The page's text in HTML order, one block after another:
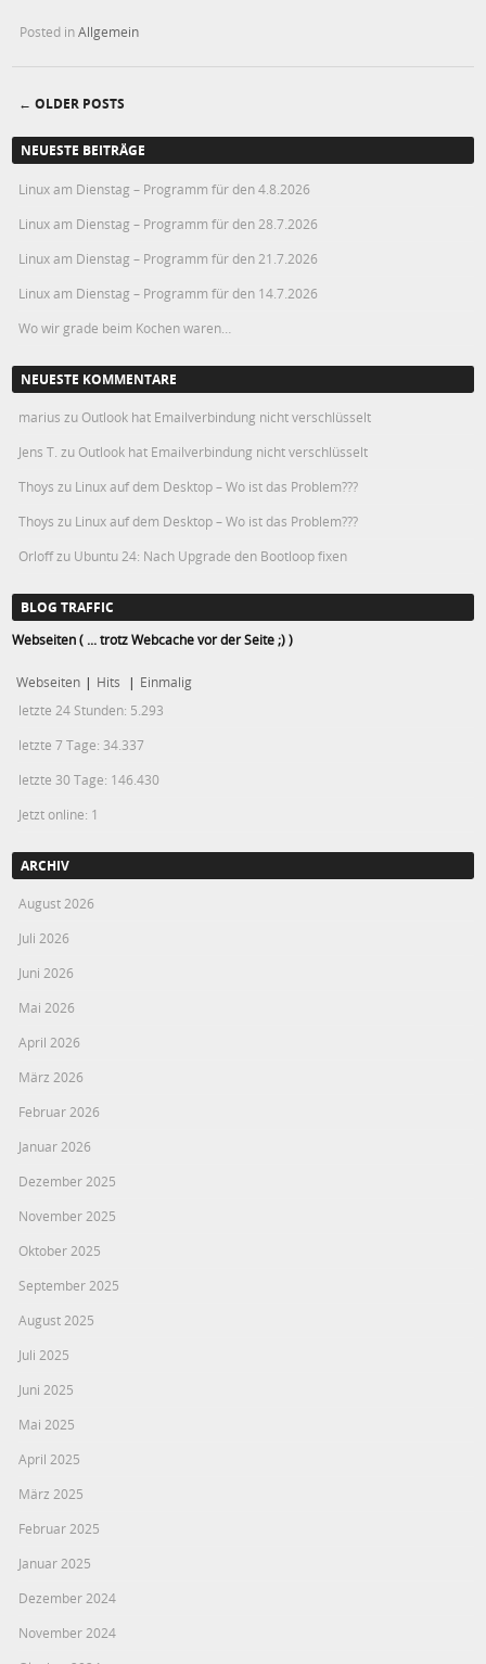
Posted inAllgemein
Post navigation
← OLDER POSTS
NEUESTE BEITRÄGE
Linux am Dienstag – Programm für den 4.8.2026
Linux am Dienstag – Programm für den 28.7.2026
Linux am Dienstag – Programm für den 21.7.2026
Linux am Dienstag – Programm für den 14.7.2026
Wo wir grade beim Kochen waren…
NEUESTE KOMMENTARE
marius zu Outlook hat Emailverbindung nicht verschlüsselt
Jens T. zu Outlook hat Emailverbindung nicht verschlüsselt
Thoys zu Linux auf dem Desktop – Wo ist das Problem???
Thoys zu Linux auf dem Desktop – Wo ist das Problem???
Orloffzu Ubuntu 24: Nach Upgrade den Bootloop fixen
BLOG TRAFFIC
Webseiten ( ... trotz Webcache vor der Seite ;) )
Webseiten | Hits | Einmalig
letzte 24 Stunden: 5.293
letzte 7 Tage: 34.337
letzte 30 Tage: 146.430
Jetzt online: 1
ARCHIV
August 2026
Juli 2026
Juni 2026
Mai 2026
April 2026
März 2026
Februar 2026
Januar 2026
Dezember 2025
November 2025
Oktober 2025
September 2025
August 2025
Juli 2025
Juni 2025
Mai 2025
April 2025
März 2025
Februar 2025
Januar 2025
Dezember 2024
November 2024